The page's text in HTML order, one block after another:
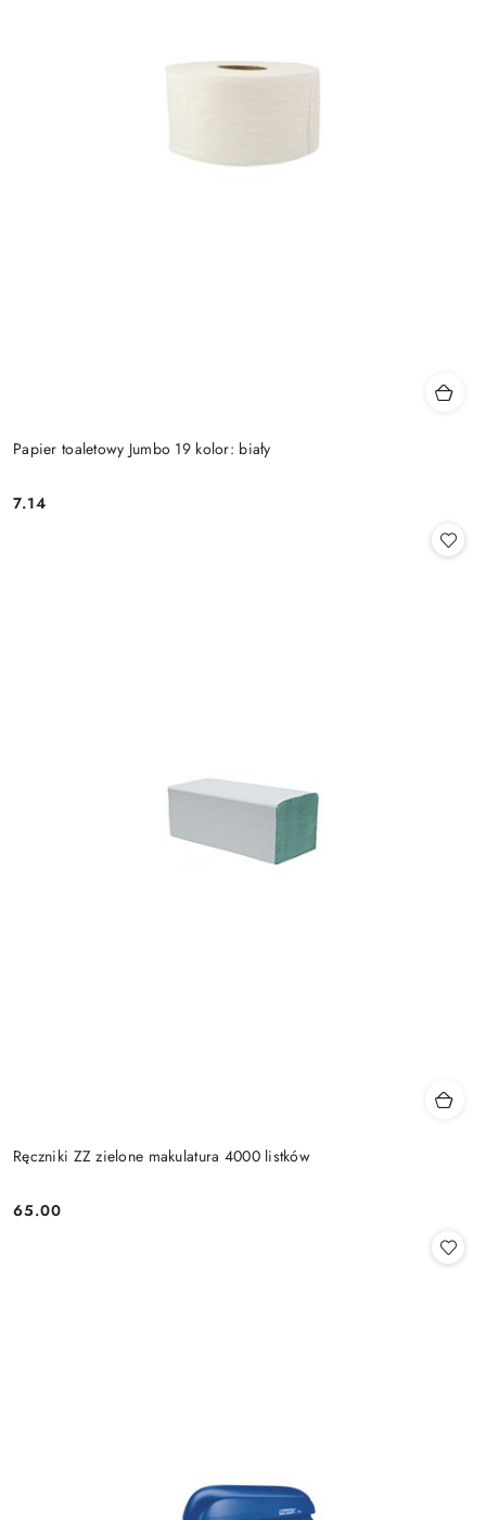
Papier toaletowy Jumbo 19 kolor: biały
Cena:
7.14
Ręczniki ZZ zielone makulatura 4000 listków
Cena:
65.00